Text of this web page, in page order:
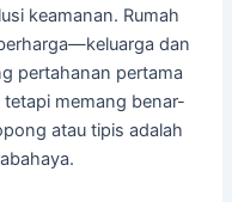
keamanan. Rumah
dan
pertahanan pertama
memang benar-
atau tipis adalah